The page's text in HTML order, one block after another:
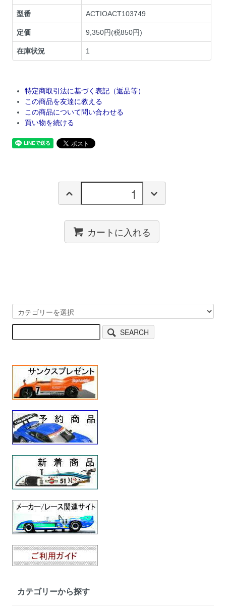
型番 ACTIOACT103749
定価 9,350円(税850円)
在庫状況 1
特定商取引法に基づく表記（返品等）
この商品を友達に教える
この商品について問い合わせる
買い物を続ける
カートに入れる
SEARCH
カテゴリーから探す